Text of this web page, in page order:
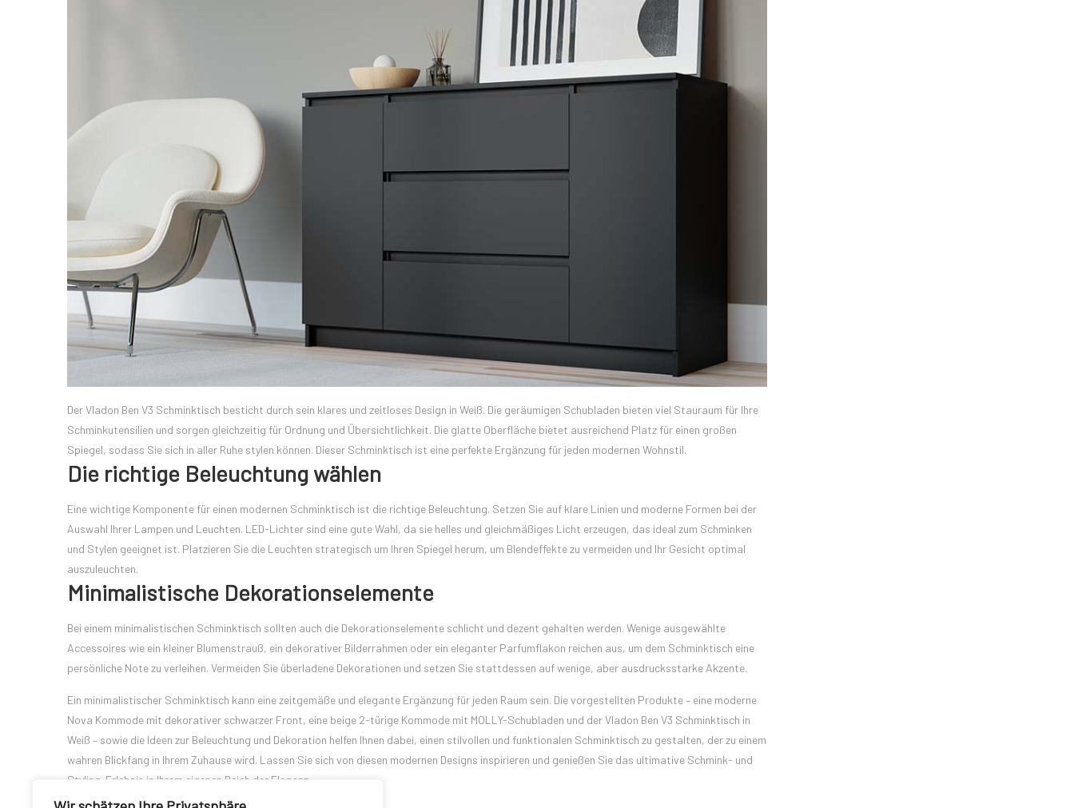
Der Vladon Ben V3 Schminktisch besticht durch sein klares und zeitloses Design in Weiß. Die geräumigen Schubladen bieten viel Stauraum für Ihre
Schminkutensilien und sorgen gleichzeitig für Ordnung und Übersichtlichkeit. Die glatte Oberfläche bietet ausreichend Platz für einen großen
Spiegel, sodass Sie sich in aller Ruhe stylen können. Dieser Schminktisch ist eine perfekte Ergänzung für jeden modernen Wohnstil.
Die richtige Beleuchtung wählen
Eine wichtige Komponente für einen modernen Schminktisch ist die richtige Beleuchtung. Setzen Sie auf klare Linien und moderne Formen bei der
Auswahl Ihrer Lampen und Leuchten. LED-Lichter sind eine gute Wahl, da sie helles und gleichmäßiges Licht erzeugen, das ideal zum Schminken
und Stylen geeignet ist. Platzieren Sie die Leuchten strategisch um Ihren Spiegel herum, um Blendeffekte zu vermeiden und Ihr Gesicht optimal
auszuleuchten.
Minimalistische Dekorationselemente
Bei einem minimalistischen Schminktisch sollten auch die Dekorationselemente schlicht und dezent gehalten werden. Wenige ausgewählte
Accessoires wie ein kleiner Blumenstrauß, ein dekorativer Bilderrahmen oder ein eleganter Parfumflakon reichen aus, um dem Schminktisch eine
persönliche Note zu verleihen. Vermeiden Sie überladene Dekorationen und setzen Sie stattdessen auf wenige, aber ausdrucksstarke Akzente.
Ein minimalistischer Schminktisch kann eine zeitgemäße und elegante Ergänzung für jeden Raum sein. Die vorgestellten Produkte – eine moderne
Nova Kommode mit dekorativer schwarzer Front, eine beige 2-türige Kommode mit MOLLY-Schubladen und der Vladon Ben V3 Schminktisch in
Weiß – sowie die Ideen zur Beleuchtung und Dekoration helfen Ihnen dabei, einen stilvollen und funktionalen Schminktisch zu gestalten, der zu einem
wahren Blickfang in Ihrem Zuhause wird. Lassen Sie sich von diesen modernen Designs inspirieren und genießen Sie das ultimative Schmink- und
Styling-Erlebnis in Ihrem eigenen Reich der Eleganz.